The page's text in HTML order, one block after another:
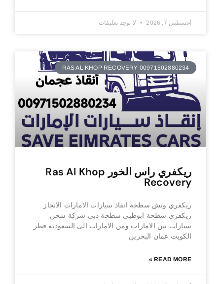
أغسطس 7, 2026 لا توجد تعليقات
RAS AL KHOP RECOVERY 00971502880234
ريكفري راس الخور Ras Al Khop
Recovery
ريكفري ونش سطحة انقاذ سيارات الامارات الانجاز
ريكفري سطحة ابوظبي سطحة دبي شركة شحن
سيارات بين الامارات ومن الامارات الى السعودية قطر
الكويت عمان البحرين
READ MORE »